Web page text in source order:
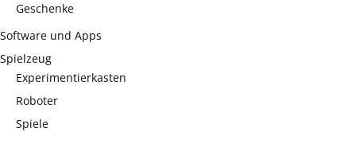
Geschenke
Software und Apps
Spielzeug
Experimentierkasten
Roboter
Spiele